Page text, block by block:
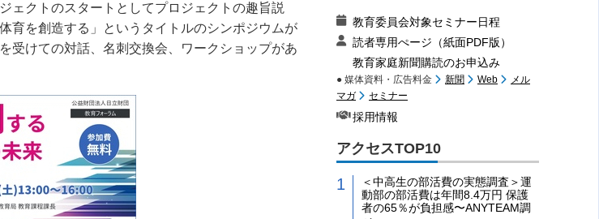
ェクトのスタートとしてプロジェクトの趣旨説
育を創造する」というタイトルのシンポジウムが
受けての対話、名刺交換会、ワークショップがあ
教育委員会対象セミナー日程
読者専用ぺージ（紙面PDF版）
教育家庭新聞購読のお申込み
● 媒体資料・広告料金 新聞 Web
メル
マガ
セミナー
採用情報
アクセスTOP10
＜中高生の部活費の実態調査＞運
動部の部活費は年間8.4万円 保護
者の65％が負担感〜ANYTEAM調